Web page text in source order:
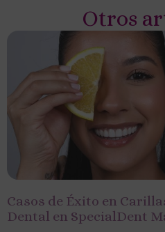
Otros
Casos de Éxito en
Dental en SpecialDent